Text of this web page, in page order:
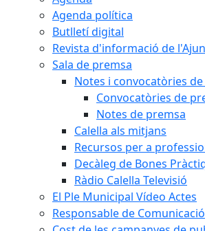
Agenda política
Butlletí digital
Revista d'informació de
Sala de premsa
Notes i convocatòries
Convocatòries de
Notes de premsa
Calella als mitjans
Recursos per a
Decàleg de Bones
Ràdio Calella Televisió
El Ple Municipal Vídeo Actes
Responsable de Comunicació